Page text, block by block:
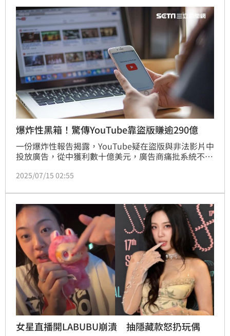
爆炸性黑箱！驚傳YouTube靠盜版賺逾290億
一份爆炸性報告揭露，YouTube疑在盜版與非法影片中
投放廣告，從中獲利數十億美元，廣告商痛批系統不透
權益。
2025/07/15 02:55
女星直播開LABUBU崩潰 抽隱藏款怒扔玩偶